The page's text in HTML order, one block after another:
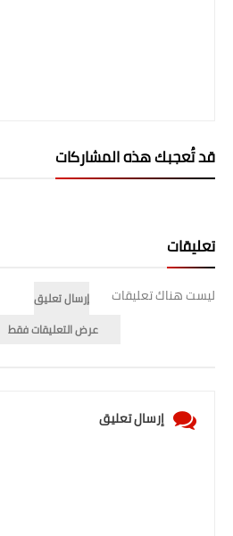
قد تُعجبك هذه المشاركات
تعليقات
ليست هناك تعليقات
إرسال تعليق
عرض التعليقات فقط
إرسال تعليق